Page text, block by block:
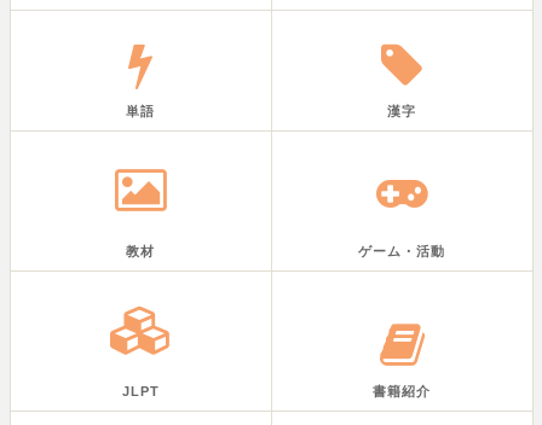
単語 漢字
教材 ゲーム・活動
JLPT 書籍紹介